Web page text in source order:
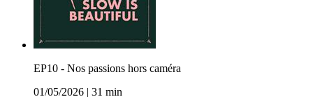
EP10 - Nos passions hors caméra
01/05/2026
31 min